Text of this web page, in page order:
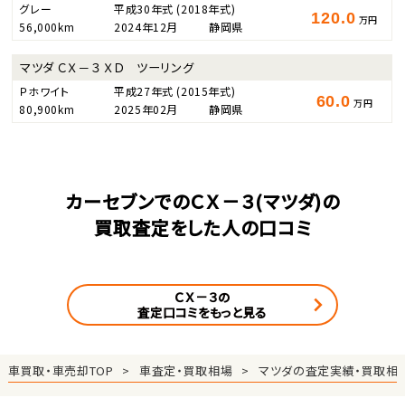
グレー 平成30年式(2018年式)
56,000km
2024年12月 静岡県 120.0 万円
マツダ ＣＸ－３ ＸＤ ツーリング
Ｐホワイト 平成27年式(2015年式)
80,900km
2025年02月 静岡県 60.0 万円
カーセブンでのＣＸ－３(マツダ)の
買取査定をした人の口コミ
ＣＸ－３の
査定口コミをもっと見る
車買取・車売却TOP 車査定・買取相場 マツダの査定実績・買取相